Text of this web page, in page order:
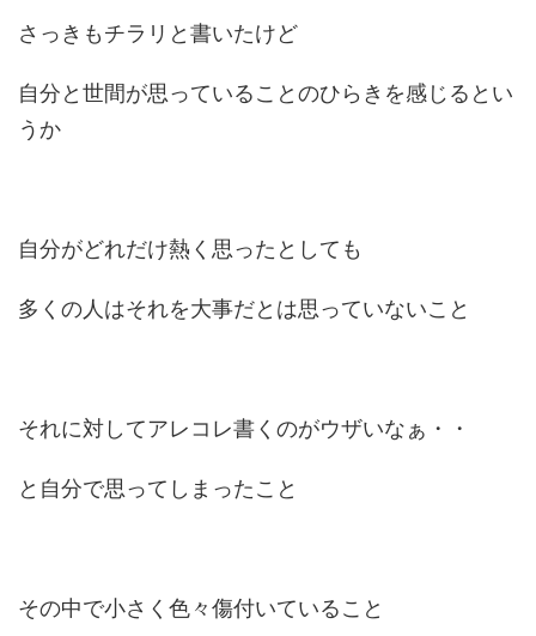
さっきもチラリと書いたけど
自分と世間が思っていることのひらきを感じるとい
うか
自分がどれだけ熱く思ったとしても
多くの人はそれを大事だとは思っていないこと
それに対してアレコレ書くのがウザいなぁ・・
と自分で思ってしまったこと
その中で小さく色々傷付いていること